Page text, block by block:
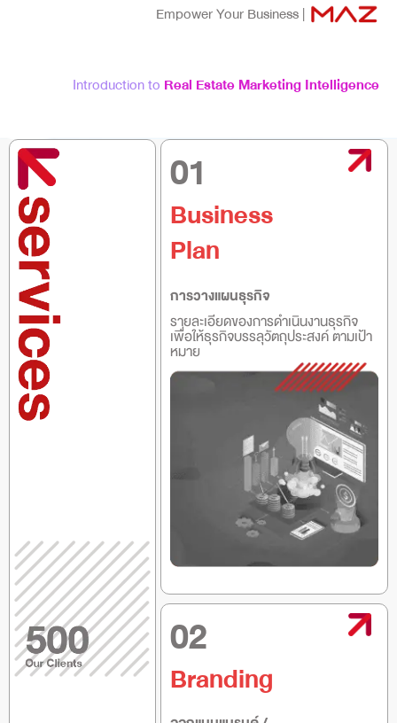
Empower Your Business |
Introduction to Real Estate Marketing Intelligence
01
Business
Plan
การวางแผนธุรกิจ
รายละเอียดของการดำเนินงานธุรกิจ
เพื่อให้ธุรกิจบรรลุวัตถุประสงค์ ตามเป้า
หมาย
02
Branding